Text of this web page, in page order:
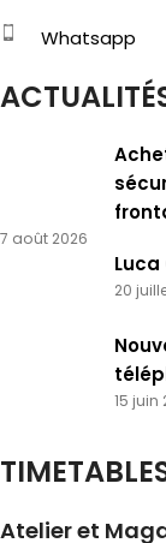
Whatsapp
7 août 2026
20
15 juin
Atelier et